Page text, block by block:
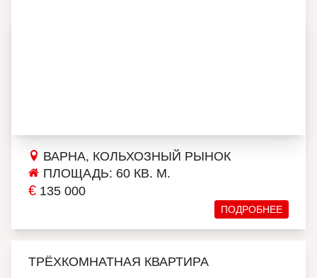
ВАРНА, КОЛЬХОЗНЫЙ РЫНОК
ПЛОЩАДЬ: 60 КВ. М.
€ 135 000
ПОДРОБНЕЕ
ТРЁХКОМНАТНАЯ КВАРТИРА